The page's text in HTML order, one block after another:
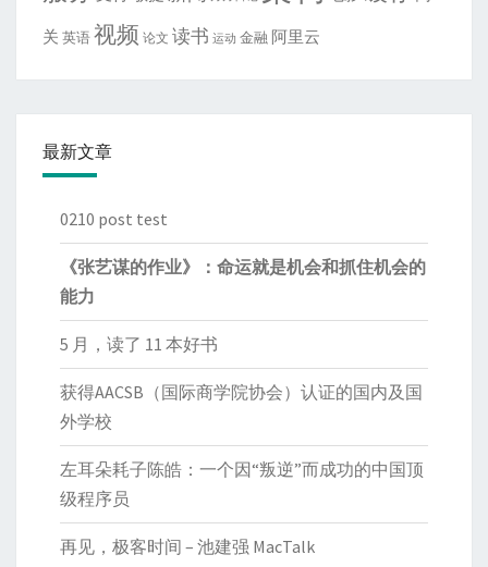
关 英语视频 论文 读书 运动 金融 阿里云
最新文章
0210 post test
《张艺谋的作业》：命运就是机会和抓住机会的
能力
5 月，读了 11 本好书
获得AACSB（国际商学院协会）认证的国内及国
外学校
左耳朵耗子陈皓：一个因“叛逆”而成功的中国顶
级程序员
再见，极客时间 – 池建强 MacTalk